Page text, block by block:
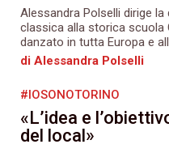
Alessandra Polselli dirige
classica alla storica scuola
danzato in tutta Europa e
di Alessandra Polselli
#IOSONOTORINO
«L’idea e
del local»